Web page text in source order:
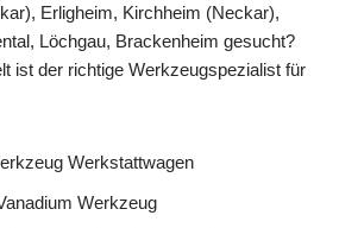
Erligheim, Kirchheim (Neckar),
Löchgau, Brackenheim gesucht?
ist der richtige Werkzeugspezialist für
Werkstattwagen
Werkzeug